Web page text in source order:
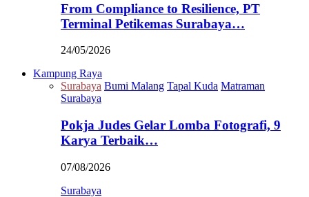
From Compliance to Resilience, PT
Terminal Petikemas Surabaya…
24/05/2026
Kampung Raya
Surabaya Bumi Malang Tapal Kuda Matraman
Surabaya
Pokja Judes Gelar Lomba Fotografi, 9
Karya Terbaik…
07/08/2026
Surabaya